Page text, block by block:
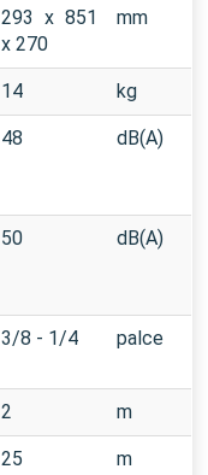
293 x 851
x 270
mm
14 kg
48 dB(A)
50 dB(A)
3/8 - 1/4 palce
2 m
25 m